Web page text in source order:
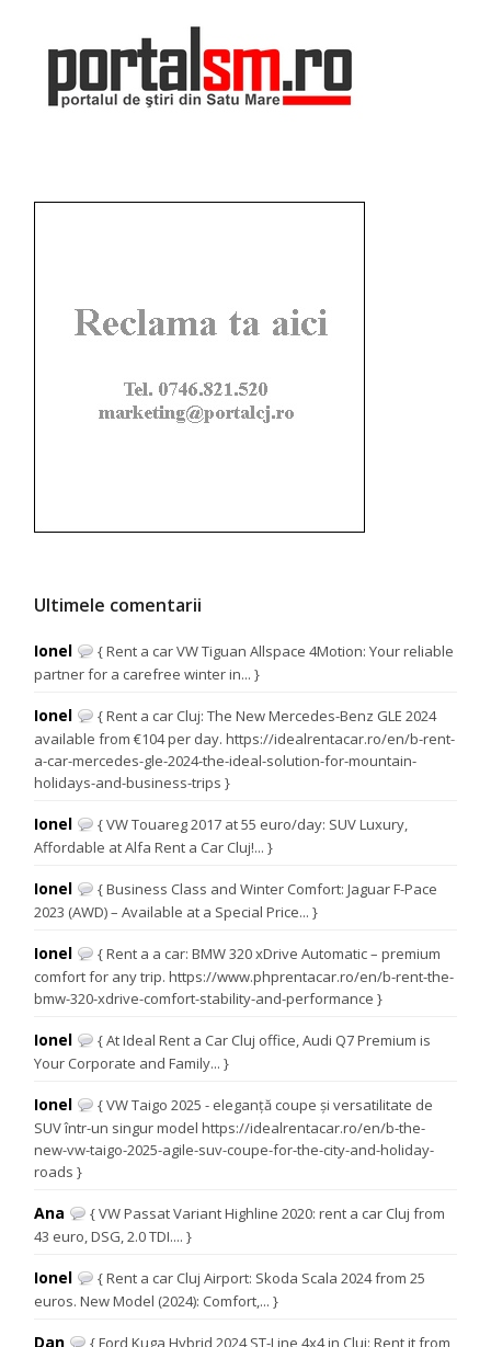
Ultimele comentarii
Ionel
{ Rent a car VW Tiguan Allspace 4Motion: Your reliable
partner for a carefree winter in... }
Ionel
{ Rent a car Cluj: The New Mercedes-Benz GLE 2024
available from €104 per day. https://idealrentacar.ro/en/b-rent-
a-car-mercedes-gle-2024-the-ideal-solution-for-mountain-
holidays-and-business-trips }
Ionel
{ VW Touareg 2017 at 55 euro/day: SUV Luxury,
Affordable at Alfa Rent a Car Cluj!... }
Ionel
{ Business Class and Winter Comfort: Jaguar F-Pace
2023 (AWD) – Available at a Special Price... }
Ionel
{ Rent a a car: BMW 320 xDrive Automatic – premium
comfort for any trip. https://www.phprentacar.ro/en/b-rent-the-
bmw-320-xdrive-comfort-stability-and-performance }
Ionel
{ At Ideal Rent a Car Cluj office, Audi Q7 Premium is
Your Corporate and Family... }
Ionel
{ VW Taigo 2025 - eleganță coupe și versatilitate de
SUV într-un singur model https://idealrentacar.ro/en/b-the-
new-vw-taigo-2025-agile-suv-coupe-for-the-city-and-holiday-
roads }
Ana
{ VW Passat Variant Highline 2020: rent a car Cluj from
43 euro, DSG, 2.0 TDI.... }
Ionel
{ Rent a car Cluj Airport: Skoda Scala 2024 from 25
euros. New Model (2024): Comfort,... }
Dan
{ Ford Kuga Hybrid 2024 ST-Line 4x4 in Cluj: Rent it from